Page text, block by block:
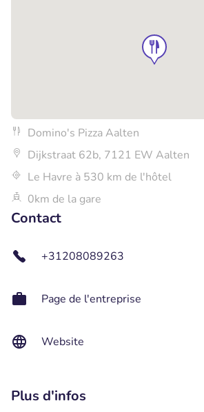
Domino's Pizza Aalten
Dijkstraat 62b, 7121 EW Aalten
Le Havre à 530 km de l'hôtel
0km de la gare
Contact
+31208089263
Page de l'entreprise
Website
Plus d'infos